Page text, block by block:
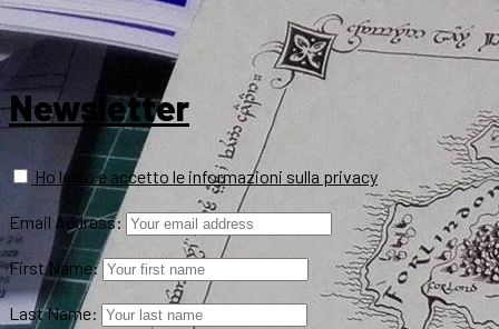
Newsletter
Ho letto e accetto le informazioni sulla privacy
Email Address:
First Name:
Last Name: